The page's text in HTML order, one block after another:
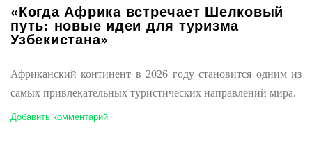
«Когда Африка встречает Шелковый
путь: новые идеи для туризма
Узбекистана»
Африканский континент в 2026 году становится одним из
самых привлекательных туристических направлений мира.
Добавить комментарий